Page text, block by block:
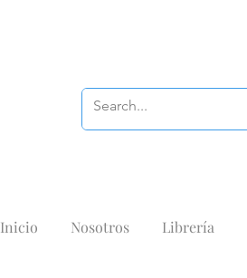
Inicio Nosotros Librería